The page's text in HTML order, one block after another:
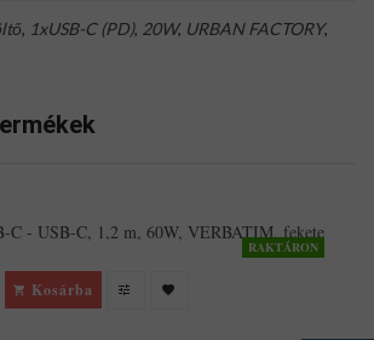
, 1xUSB-C (PD), 20W, URBAN FACTORY,
RAKTÁRON
Kosárba